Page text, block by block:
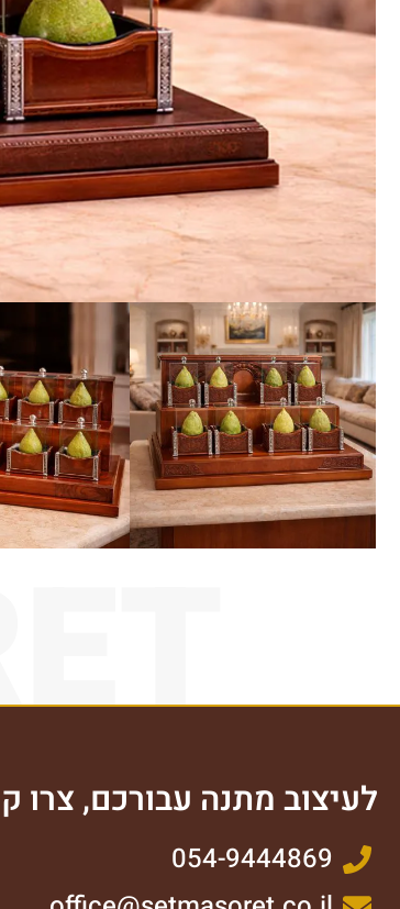
לעיצוב מתנה עבורכם, צרו
054-9444869